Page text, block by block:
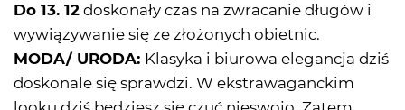
Do 13. 12 doskonały czas na zwracanie długów i
wywiązywanie się ze złożonych obietnic.
MODA/ URODA: Klasyka i biurowa elegancja dziś
doskonale się sprawdzi. W ekstrawaganckim